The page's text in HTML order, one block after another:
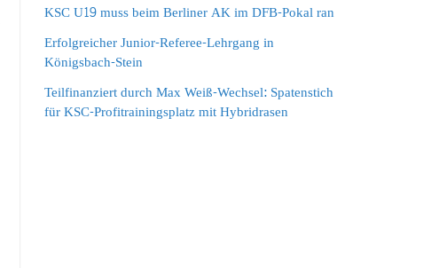
KSC U19 muss beim Berliner AK im DFB-Pokal ran
Erfolgreicher Junior-Referee-Lehrgang in
Königsbach-Stein
Teilfinanziert durch Max Weiß-Wechsel: Spatenstich
für KSC-Profitrainingsplatz mit Hybridrasen